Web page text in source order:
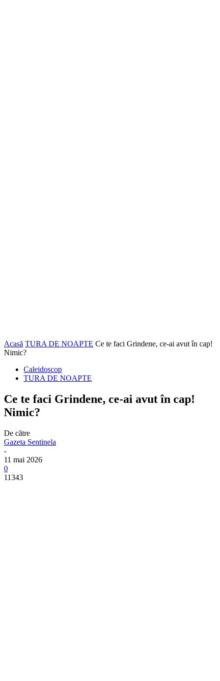
Acasă TURA DE NOAPTE Ce te faci Grindene, ce-ai avut în cap!
Nimic?
Caleidoscop
TURA DE NOAPTE
Ce te faci Grindene, ce-ai avut în cap!
Nimic?
De către
Gazeta Sentinela
-
11 mai 2026
0
11343